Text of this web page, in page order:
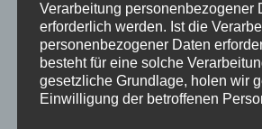
5-67-35.pdf
Ähnliche Produkte
Verarbeitung personenbezogener
erforderlich werden. Ist die
personenbezogener Daten
besteht für eine solche
gesetzliche Grundlage, holen wir
Einwilligung der betroffenen